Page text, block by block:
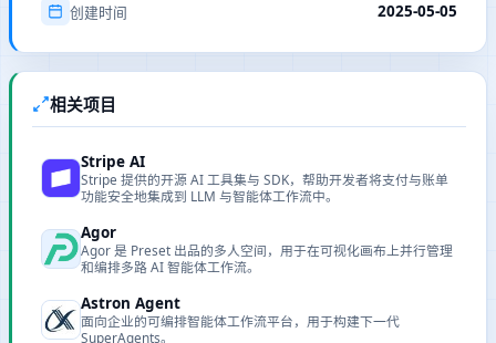
创建时间 2025-05-05
相关项目
Stripe AI
Stripe 提供的开源 AI 工具集与 SDK，帮助开发者将支付与账单
功能安全地集成到 LLM 与智能体工作流中。
Agor
Agor 是 Preset 出品的多人空间，用于在可视化画布上并行管理
和编排多路 AI 智能体工作流。
Astron Agent
面向企业的可编排智能体工作流平台，用于构建下一代
SuperAgents。